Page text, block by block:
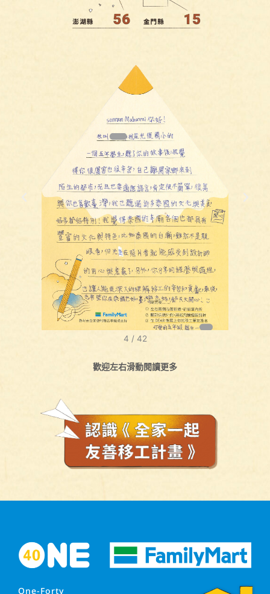
5 / 42
歡迎左右滑動閱讀更多
One-Forty